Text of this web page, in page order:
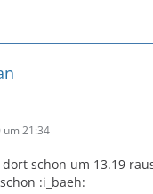
um 21:34
schon um 13.19
:i_baeh: